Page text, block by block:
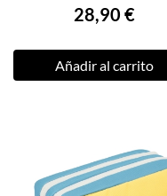
28,90 €
Añadir al carrito